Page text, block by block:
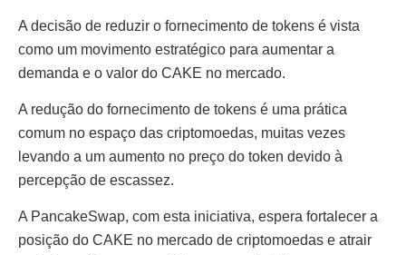
A decisão de reduzir o fornecimento de tokens é vista
como um movimento estratégico para aumentar a
demanda e o valor do CAKE no mercado.
A redução do fornecimento de tokens é uma prática
comum no espaço das criptomoedas, muitas vezes
levando a um aumento no preço do token devido à
percepção de escassez.
A PancakeSwap, com esta iniciativa, espera fortalecer a
posição do CAKE no mercado de criptomoedas e atrair